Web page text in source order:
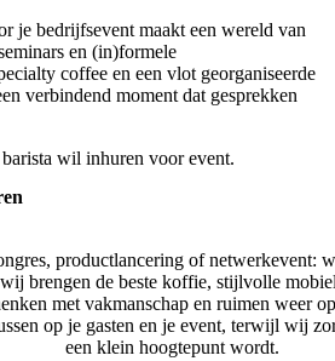
je bedrijfsevent maakt een wereld van
en (in)formele
coffee en een vlot georganiseerde
verbindend moment dat gesprekken
productlancering of netwerkevent:
brengen de beste koffie, stijlvolle
met vakmanschap en ruimen weer
op je gasten en je event, terwijl wij
een klein hoogtepunt wordt.